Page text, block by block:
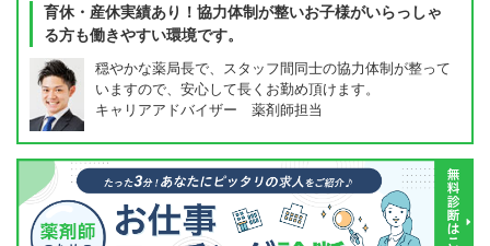
育休・産休実績あり！協力体制が整いお子様がいらっしゃ
る方も働きやすい環境です。
穏やかな薬局長で、スタッフ間同士の協力体制が整って
いますので、安心して長くお勤め頂けます。
キャリアアドバイザー 薬剤師担当